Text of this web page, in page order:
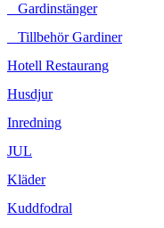
Gardinstänger
Tillbehör Gardiner
Hotell Restaurang
Husdjur
Inredning
JUL
Kläder
Kuddfodral